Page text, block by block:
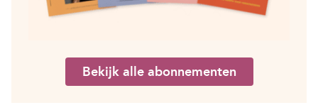
Bekijk alle abonnementen